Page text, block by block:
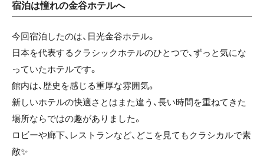
宿泊は憧れの金谷ホテルへ
今回宿泊したのは、日光金谷ホテル。
日本を代表するクラシックホテルのひとつで、ずっと気にな
っていたホテルです。
館内は、歴史を感じる重厚な雰囲気。
新しいホテルの快適さとはまた違う、長い時間を重ねてきた
場所ならではの趣がありました。
ロビーや廊下、レストランなど、どこを見てもクラシカルで素
敵✨